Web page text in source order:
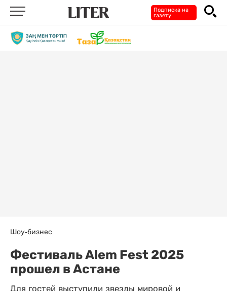
Подписка на
газету
Шоу-бизнес
Фестиваль Alem Fest 2025
прошел в Астане
Для гостей выступили звезды мировой и